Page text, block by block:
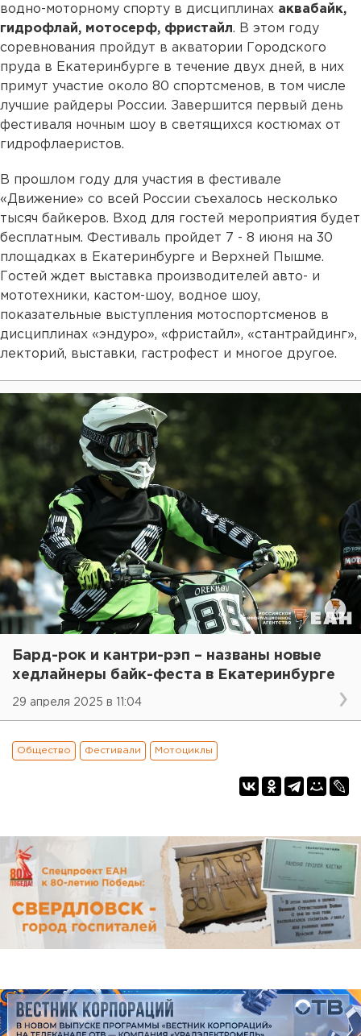
водно-моторному спорту в дисциплинах аквабайк,
гидрофлай, мотосерф, фристайл. В этом году
соревнования пройдут в акватории Городского
пруда в Екатеринбурге в течение двух дней, в них
примут участие около 80 спортсменов, в том числе
лучшие райдеры России. Завершится первый день
фестиваля ночным шоу в светящихся костюмах от
гидрофлаеристов.
В прошлом году для участия в фестивале
«Движение» со всей России съехалось несколько
тысяч байкеров. Вход для гостей мероприятия будет
бесплатным. Фестиваль пройдет 7 - 8 июня на 30
площадках в Екатеринбурге и Верхней Пышме.
Гостей ждет выставка производителей авто- и
мототехники, кастом-шоу, водное шоу,
показательные выступления мотоспортсменов в
дисциплинах «эндуро», «фристайл», «стантрайдинг»,
лекторий, выставки, гастрофест и многое другое.
Бард-рок и кантри-рэп – названы новые
хедлайнеры байк-феста в Екатеринбурге
29 апреля 2025 в 11:04
Общество Фестивали Мотоциклы